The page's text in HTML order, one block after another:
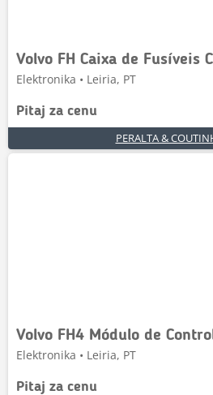
Volvo FH Caixa de Fusíveis
Elektronika • Leiria, PT
Pitaj za cenu
PERALTA &
Elektronika • Leiria, PT
Pitaj za cenu